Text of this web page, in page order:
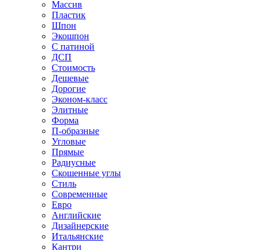
Массив
Пластик
Шпон
Экошпон
С патиной
ДСП
Стоимость
Дешевые
Дорогие
Эконом-класс
Элитные
Форма
П-образные
Угловые
Прямые
Радиусные
Скошенные углы
Стиль
Современные
Евро
Английские
Дизайнерские
Итальянские
Кантри